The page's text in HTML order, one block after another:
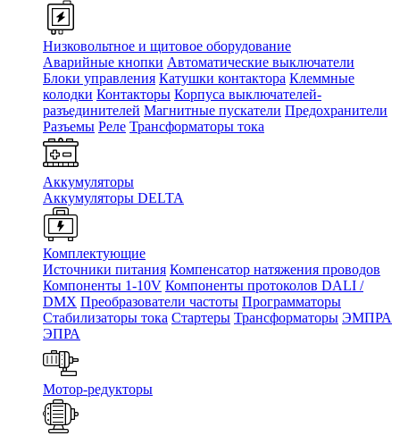
Низковольтное и щитовое оборудование
Аварийные кнопки Автоматические выключатели
Блоки управления Катушки контактора Клеммные
колодки Контакторы Корпуса выключателей-
разъединителей Магнитные пускатели Предохранители
Разъемы Реле Трансформаторы тока
Аккумуляторы
Аккумуляторы DELTA
Комплектующие
Источники питания Компенсатор натяжения проводов
Компоненты 1-10V Компоненты протоколов DALI /
DMX Преобразователи частоты Программаторы
Стабилизаторы тока Стартеры Трансформаторы ЭМПРА
ЭПРА
Мотор-редукторы